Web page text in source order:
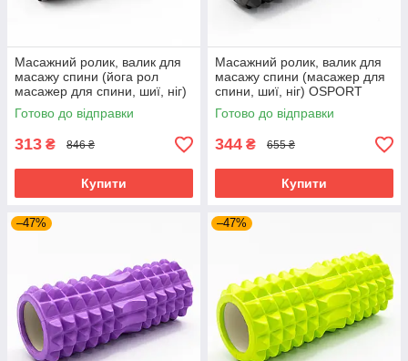
Масажний ролик, валик для
масажу спини (йога рол
масажер для спини, шиї, ніг)
OSPORT 33*14см (MS 0857)
Чорний
Готово до відправки
313 ₴ 846 ₴
Купити
Масажний ролик, валик для
масажу спини (масажер для
спини, шиї, ніг) OSPORT
33*13см (MS 0857-4) Чорний
Готово до відправки
344 ₴ 655 ₴
Купити
–47% –47%